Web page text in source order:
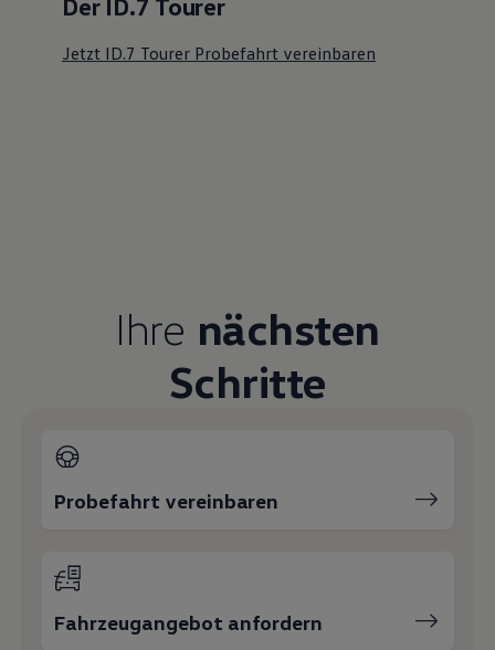
Probefahrt vereinbaren
Serviceanfrage stellen
Ihre Ansprechpartner